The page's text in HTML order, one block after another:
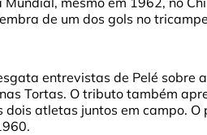
de um dos gols no
entrevistas de Pelé sobre
Tortas. O tributo também
dois atletas juntos em campo.